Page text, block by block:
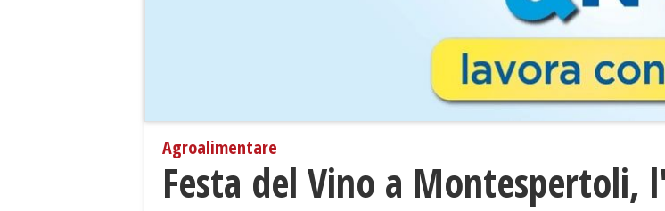
Agroalimentare
Festa del Vino a Montespertoli,